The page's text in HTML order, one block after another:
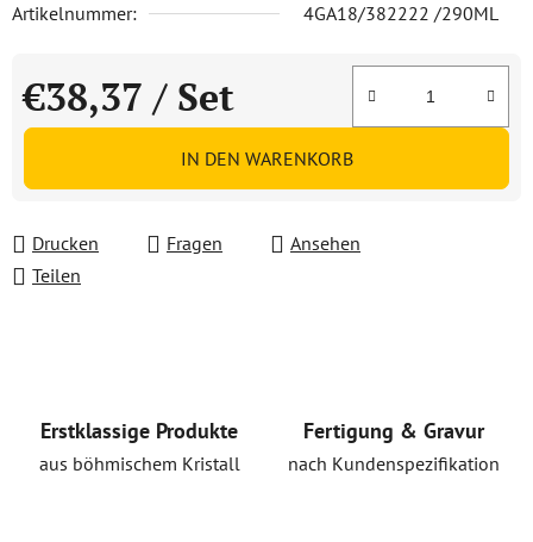
Artikelnummer:
4GA18/382222 /290ML
€38,37 / Set
Verkaufspreis:
IN DEN WARENKORB
Drucken Fragen
Ansehen
Teilen
Erstklassige Produkte
aus böhmischem Kristall
Fertigung & Gravur
nach Kundenspezifikation